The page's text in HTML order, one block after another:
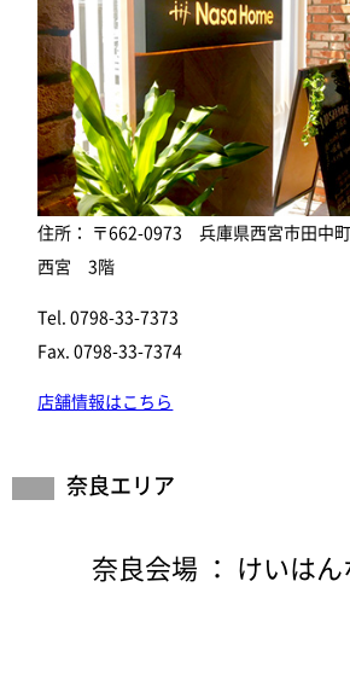
住所： 〒662-0973 兵庫県西宮市田中
西宮 3階
Tel. 0798-33-7373
Fax. 0798-33-7374
店舗情報はこちら
奈良エリア
奈良会場 ： けいはん